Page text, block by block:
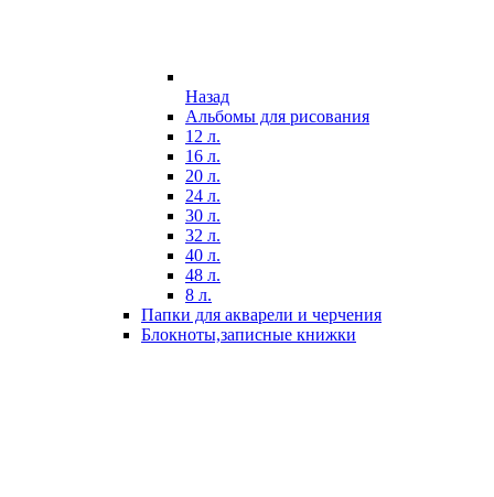
Назад
Альбомы для рисования
12 л.
16 л.
20 л.
24 л.
30 л.
32 л.
40 л.
48 л.
8 л.
Папки для акварели и черчения
Блокноты,записные книжки